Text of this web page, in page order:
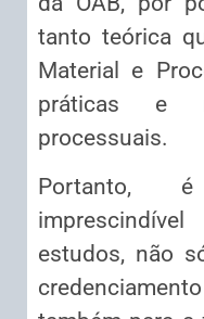
tanto teórica
Material e
práticas e
processuais.
Portanto,
estudos, não